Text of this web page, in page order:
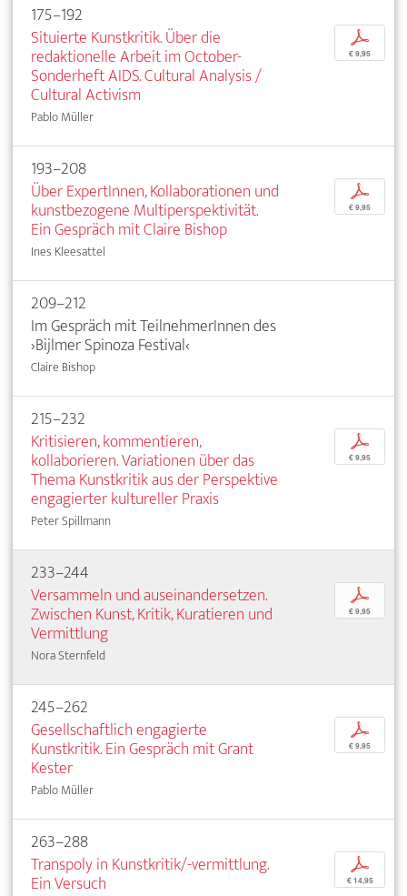
175–192
Situierte Kunstkritik. Über die
redaktionelle Arbeit im October-
Sonderheft AIDS. Cultural Analysis /
Cultural Activism
Pablo Müller
p
€ 9,95
193–208
Über ExpertInnen, Kollaborationen und
kunstbezogene Multiperspektivität.
Ein Gespräch mit Claire Bishop
Ines Kleesattel
p
€ 9,95
209–212
Im Gespräch mit TeilnehmerInnen des
›Bijlmer Spinoza Festival‹
Claire Bishop
215–232
Kritisieren, kommentieren,
kollaborieren. Variationen über das
Thema Kunstkritik aus der Perspektive
engagierter kultureller Praxis
Peter Spillmann
p
€ 9,95
233–244
Versammeln und auseinandersetzen.
Zwischen Kunst, Kritik, Kuratieren und
Vermittlung
Nora Sternfeld
p
€ 9,95
245–262
Gesellschaftlich engagierte
Kunstkritik. Ein Gespräch mit Grant
Kester
Pablo Müller
p
€ 9,95
263–288
Transpoly in Kunstkritik/-vermittlung.
Ein Versuch
p
€ 14,95